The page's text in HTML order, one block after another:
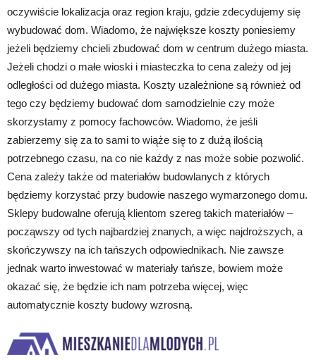
oczywiście lokalizacja oraz region kraju, gdzie zdecydujemy się
wybudować dom. Wiadomo, że największe koszty poniesiemy
jeżeli będziemy chcieli zbudować dom w centrum dużego miasta.
Jeżeli chodzi o małe wioski i miasteczka to cena zależy od jej
odległości od dużego miasta. Koszty uzależnione są również od
tego czy będziemy budować dom samodzielnie czy może
skorzystamy z pomocy fachowców. Wiadomo, że jeśli
zabierzemy się za to sami to wiąże się to z dużą ilością
potrzebnego czasu, na co nie każdy z nas może sobie pozwolić.
Cena zależy także od materiałów budowlanych z których
będziemy korzystać przy budowie naszego wymarzonego domu.
Sklepy budowalne oferują klientom szereg takich materiałów –
począwszy od tych najbardziej znanych, a więc najdroższych, a
skończywszy na ich tańszych odpowiednikach. Nie zawsze
jednak warto inwestować w materiały tańsze, bowiem może
okazać się, że będzie ich nam potrzeba więcej, więc
automatycznie koszty budowy wzrosną.